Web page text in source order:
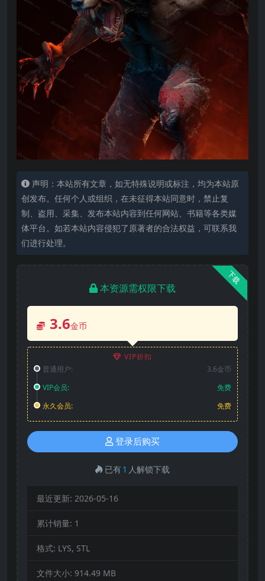
声明：本站所有文章，如无特殊说明或标注，均为本站原
创发布。任何个人或组织，在未征得本站同意时，禁止复
制、盗用、采集、发布本站内容到任何网站、书籍等各类媒
体平台。如若本站内容侵犯了原著者的合法权益，可联系我
们进行处理。
下载
本资源需权限下载
3.6金币
VIP折扣
普通用户:
3.6金币
VIP会员:
免费
永久会员:
免费
登录后购买
已有1 人解锁下载
最近更新: 2026-05-16
累计销量: 1
格式: LYS, STL
文件大小: 914.49 MB